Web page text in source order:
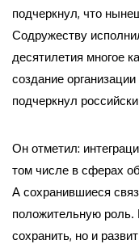
подчеркнул, что
Содружеству
десятилетия многое
создание
подчеркнул
Он отметил:
том числе в сферах
А сохранившиеся
положительную роль.
сохранить, но и